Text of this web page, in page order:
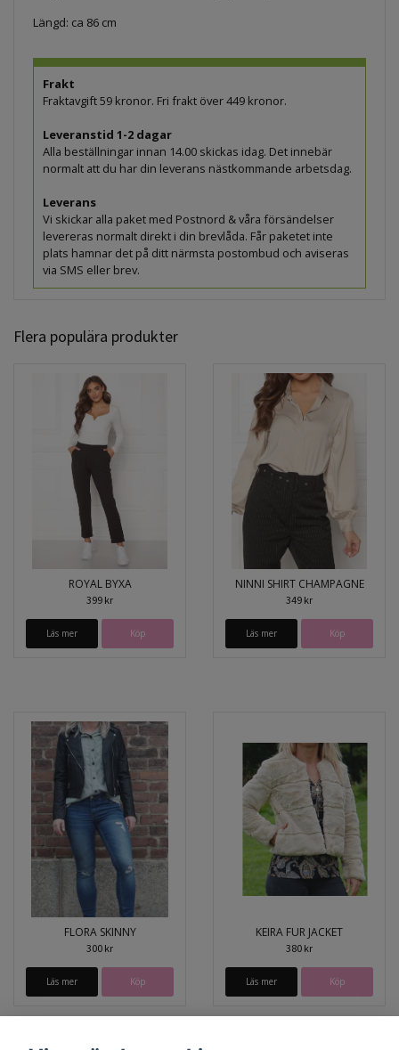
Längd: ca 86 cm
Frakt
Fraktavgift 59 kronor. Fri frakt över 449 kronor.
Leveranstid 1-2 dagar
Alla beställningar innan 14.00 skickas idag. Det innebär
normalt att du har din leverans nästkommande arbetsdag.
Leverans
Vi skickar alla paket med Postnord & våra försändelser
levereras normalt direkt i din brevlåda. Får paketet inte
plats hamnar det på ditt närmsta postombud och aviseras
via SMS eller brev.
Flera populära produkter
ROYAL BYXA
399 kr
Läs mer Köp
NINNI SHIRT CHAMPAGNE
349 kr
Läs mer Köp
FLORA SKINNY
300 kr
Läs mer Köp
KEIRA FUR JACKET
380 kr
Läs mer Köp